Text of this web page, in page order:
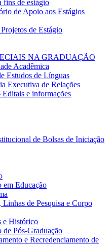
fins de estágio
de Apoio aos Estágios
de Estágio
NA GRADUAÇÃO
Acadêmica
Estudos de Línguas
Executiva de Relações
e informações
de Bolsas de Iniciação
em Educação
Linhas de Pesquisa e Corpo
e Histórico
de Pós-Graduação
e Recredenciamento de